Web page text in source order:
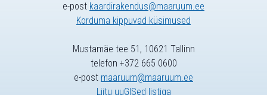
e-post kaardirakendus@maaruum.ee
Korduma kippuvad küsimused
Mustamäe tee 51, 10621 Tallinn
telefon +372 665 0600
e-post maaruum@maaruum.ee
Liitu uuGISed listiga